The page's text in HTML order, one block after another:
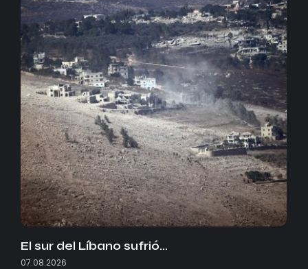
El sur del Líbano sufrió…
07.08.2026